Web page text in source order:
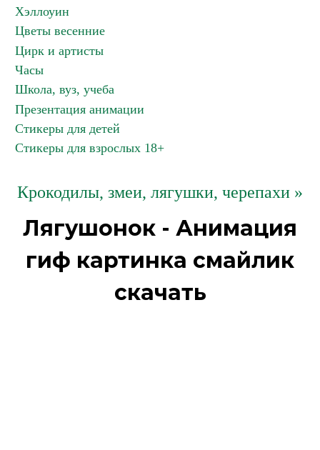
Хэллоуин
Цветы весенние
Цирк и артисты
Часы
Школа, вуз, учеба
Презентация анимации
Стикеры для детей
Стикеры для взрослых 18+
Крокодилы, змеи, лягушки, черепахи »
Лягушонок - Анимация
гиф картинка смайлик
скачать